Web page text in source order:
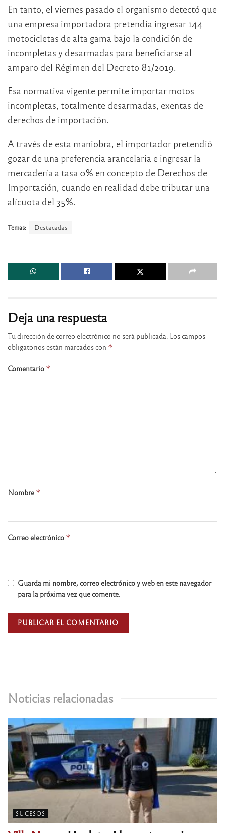
En tanto, el viernes pasado el organismo detectó que
una empresa importadora pretendía ingresar 144
motocicletas de alta gama bajo la condición de
incompletas y desarmadas para beneficiarse al
amparo del Régimen del Decreto 81/2019.
Esa normativa vigente permite importar motos
incompletas, totalmente desarmadas, exentas de
derechos de importación.
A través de esta maniobra, el importador pretendió
gozar de una preferencia arancelaria e ingresar la
mercadería a tasa 0% en concepto de Derechos de
Importación, cuando en realidad debe tributar una
alícuota del 35%.
Temas: Destacadas
Noticias relacionadas
SUCESOS
Deja una respuesta
Tu dirección de correo electrónico no será publicada. Los campos
obligatorios están marcados con *
Comentario *
Nombre *
Correo electrónico *
Guarda mi nombre, correo electrónico y web en este navegador
para la próxima vez que comente.